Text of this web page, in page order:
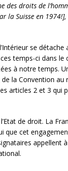
droits de
la Suisse en
se détache
temps-ci dans
à notre temps.
la Convention au
articles 2 et 3 qui
de droit. La
que cet
appellent